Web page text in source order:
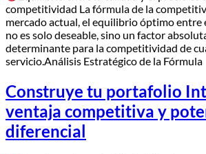
competitividad La fórmula de la
mercado actual, el equilibrio óptimo entre
no es solo deseable, sino un factor
determinante para la competitividad de
servicio.​Análisis Estratégico de la
Construye tu portafolio
ventaja competitiva y
diferencial